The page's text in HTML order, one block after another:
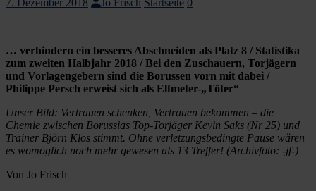
… verhindern ein besseres Abschneiden als Platz 8 / Statistika
zum zweiten Halbjahr 2018 / Bei den Zuschauern, Torjägern
und Vorlagengebern sind die Borussen vorn mit dabei /
Philippe Persch erweist sich als Elfmeter-„Töter“
Unser Bild: Vertrauen schenken, Vertrauen bekommen – die
Chemie zwischen Borussias Top-Torjäger Kevin Saks (Nr 25) und
Trainer Björn Klos stimmt. Ohne verletzungsbedingte Pause wären
es womöglich noch mehr gewesen als 13 Treffer! (Archivfoto: -jf-)
Von Jo Frisch